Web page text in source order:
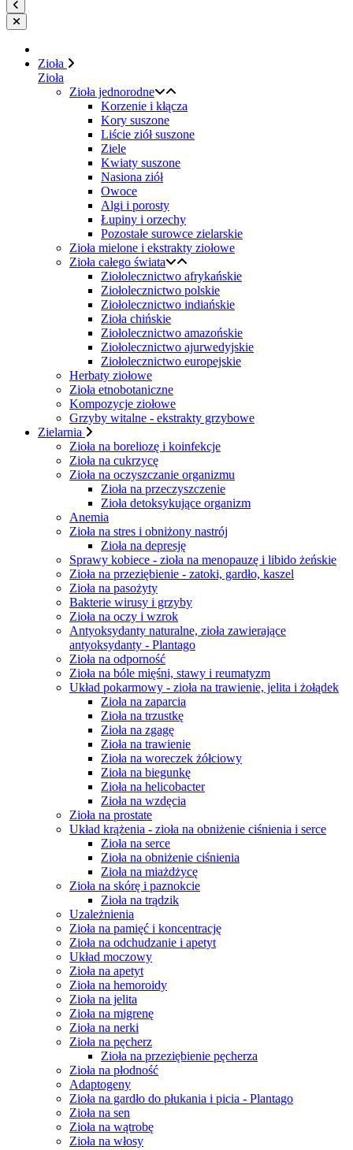
Zioła
Zioła
Zioła jednorodne
Korzenie i kłącza
Kory suszone
Liście ziół suszone
Ziele
Kwiaty suszone
Nasiona ziół
Owoce
Algi i porosty
Łupiny i orzechy
Pozostałe surowce zielarskie
Zioła mielone i ekstrakty ziołowe
Zioła całego świata
Ziołolecznictwo afrykańskie
Ziołolecznictwo polskie
Ziołolecznictwo indiańskie
Zioła chińskie
Ziołolecznictwo amazońskie
Ziołolecznictwo ajurwedyjskie
Ziołolecznictwo europejskie
Herbaty ziołowe
Zioła etnobotaniczne
Kompozycje ziołowe
Grzyby witalne - ekstrakty grzybowe
Zielarnia
Zioła na boreliozę i koinfekcje
Zioła na cukrzycę
Zioła na oczyszczanie organizmu
Zioła na przeczyszczenie
Zioła detoksykujące organizm
Anemia
Zioła na stres i obniżony nastrój
Zioła na depresję
Sprawy kobiece - zioła na menopauzę i libido żeńskie
Zioła na przeziębienie - zatoki, gardło, kaszel
Zioła na pasożyty
Bakterie wirusy i grzyby
Zioła na oczy i wzrok
Antyoksydanty naturalne, zioła zawierające
antyoksydanty - Plantago
Zioła na odporność
Zioła na bóle mięśni, stawy i reumatyzm
Układ pokarmowy - zioła na trawienie, jelita i żołądek
Zioła na zaparcia
Zioła na trzustkę
Zioła na zgagę
Zioła na trawienie
Zioła na woreczek żółciowy
Zioła na biegunkę
Zioła na helicobacter
Zioła na wzdęcia
Zioła na prostate
Układ krążenia - zioła na obniżenie ciśnienia i serce
Zioła na serce
Zioła na obniżenie ciśnienia
Zioła na miażdżycę
Zioła na skórę i paznokcie
Zioła na trądzik
Uzależnienia
Zioła na pamięć i koncentrację
Zioła na odchudzanie i apetyt
Układ moczowy
Zioła na apetyt
Zioła na hemoroidy
Zioła na jelita
Zioła na migrenę
Zioła na nerki
Zioła na pęcherz
Zioła na przeziębienie pęcherza
Zioła na płodność
Adaptogeny
Zioła na gardło do płukania i picia - Plantago
Zioła na sen
Zioła na wątrobę
Zioła na włosy